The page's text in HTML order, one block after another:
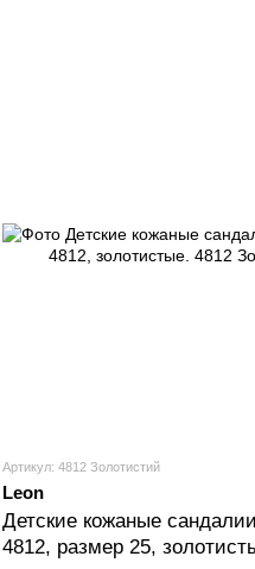
Артикул: 4812 Золотистий
Leon
Детские кожаные
4812, размер 25,